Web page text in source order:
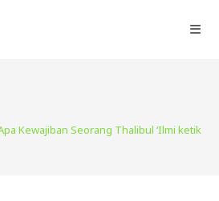
Kewajiban Seorang Thalibul ‘Ilmi ketika